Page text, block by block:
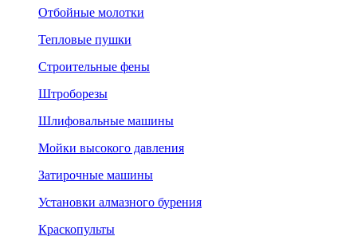
Отбойные молотки
Тепловые пушки
Строительные фены
Штроборезы
Шлифовальные машины
Мойки высокого давления
Затирочные машины
Установки алмазного бурения
Краскопульты